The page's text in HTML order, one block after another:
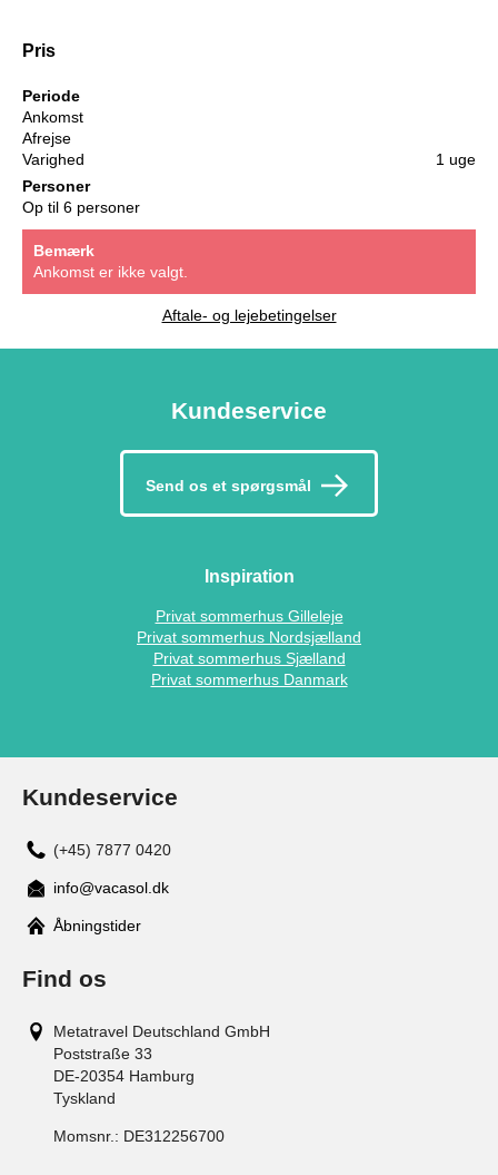
Pris
Periode
Ankomst
Afrejse
Varighed
1 uge
Personer
Op til 6 personer
Bemærk
Ankomst er ikke valgt.
Aftale- og lejebetingelser
Kundeservice
Send os et spørgsmål
Inspiration
Privat sommerhus Gilleleje
Privat sommerhus Nordsjælland
Privat sommerhus Sjælland
Privat sommerhus Danmark
Kundeservice
(+45) 7877 0420
info@vacasol.dk
Åbningstider
Find os
Metatravel Deutschland GmbH
Poststraße 33
DE-20354 Hamburg
Tyskland
Momsnr.: DE312256700